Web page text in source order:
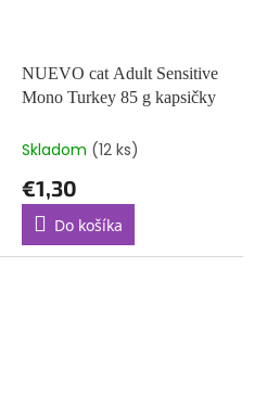
NUEVO cat Adult Sensitive
Mono Turkey 85 g kapsičky
Skladom (12 ks)
€1,30
Do košíka